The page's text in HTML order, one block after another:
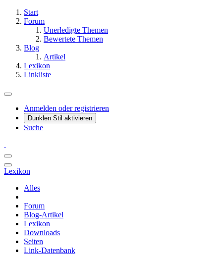
Start
Forum
Unerledigte Themen
Bewertete Themen
Blog
Artikel
Lexikon
Linkliste
Anmelden oder registrieren
Dunklen Stil aktivieren
Suche
Lexikon
Alles
Forum
Blog-Artikel
Lexikon
Downloads
Seiten
Link-Datenbank